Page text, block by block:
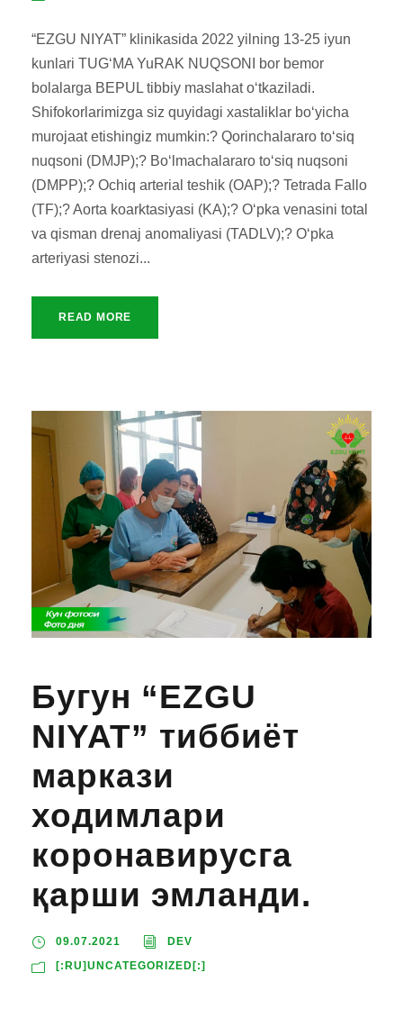
“EZGU NIYAT” klinikasida 2022 yilning 13-25 iyun
kunlari TUG‘MA YuRAK NUQSONI bor bemor
bolalarga BEPUL tibbiy maslahat o‘tkaziladi.
Shifokorlarimizga siz quyidagi xastaliklar bo‘yicha
murojaat etishingiz mumkin:? Qorinchalararo to‘siq
nuqsoni (DMJP);? Bo‘lmachalararo to‘siq nuqsoni
(DMPP);? Ochiq arterial teshik (OAP);? Tetrada Fallo
(TF);? Aorta koarktasiyasi (KA);? O‘pka venasini total
va qisman drenaj anomaliyasi (TADLV);? O‘pka
arteriyasi stenozi...
READ MORE
Бугун “EZGU
NIYAT” тиббиёт
маркази
ходимлари
коронавирусга
қарши эмланди.
09.07.2021 DEV
[:RU]UNCATEGORIZED[:]